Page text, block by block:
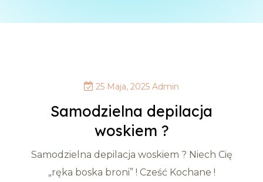
25 Maja, 2025 Admin
Samodzielna depilacja
woskiem ?
Samodzielna depilacja woskiem ? Niech Cię
„ręka boska broni” ! Cześć Kochane !